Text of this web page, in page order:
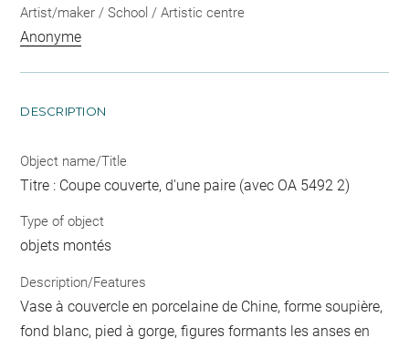
Artist/maker / School / Artistic centre
Anonyme
DESCRIPTION
Object name/Title
Titre : Coupe couverte, d'une paire (avec OA 5492 2)
Type of object
objets montés
Description/Features
Vase à couvercle en porcelaine de Chine, forme soupière,
fond blanc, pied à gorge, figures formants les anses en